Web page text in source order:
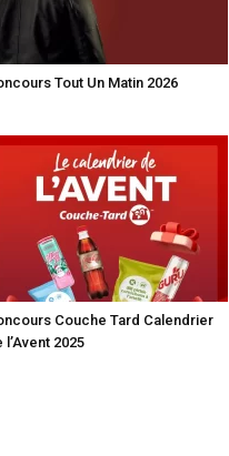
Tout Un Matin 2026
Couche Tard Calendrier
l’Avent 2025